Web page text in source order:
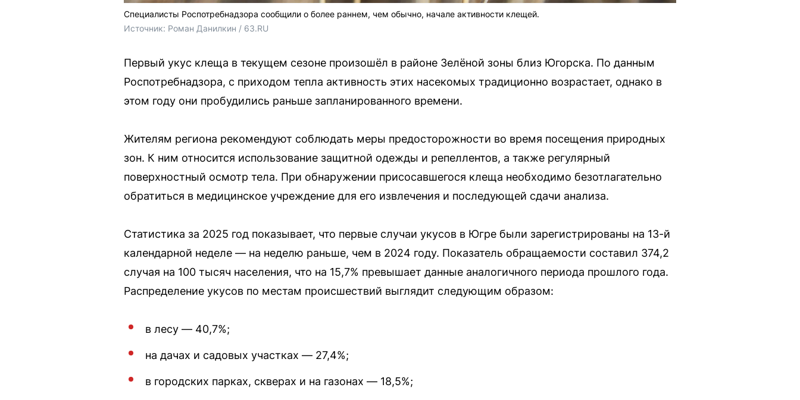
Специалисты Роспотребнадзора сообщили о более раннем, чем обычно, начале активности клещей.
Источник: Роман Данилкин / 63.RU
Первый укус клеща в текущем сезоне произошёл в районе Зелёной зоны близ Югорска. По данным
Роспотребнадзора, с приходом тепла активность этих насекомых традиционно возрастает, однако в
этом году они пробудились раньше запланированного времени.
Жителям региона рекомендуют соблюдать меры предосторожности во время посещения природных
зон. К ним относится использование защитной одежды и репеллентов, а также регулярный
поверхностный осмотр тела. При обнаружении присосавшегося клеща необходимо безотлагательно
обратиться в медицинское учреждение для его извлечения и последующей сдачи анализа.
Статистика за 2025 год показывает, что первые случаи укусов в Югре были зарегистрированы на 13-й
календарной неделе — на неделю раньше, чем в 2024 году. Показатель обращаемости составил 374,2
случая на 100 тысяч населения, что на 15,7% превышает данные аналогичного периода прошлого года.
Распределение укусов по местам происшествий выглядит следующим образом:
в лесу — 40,7%;
на дачах и садовых участках — 27,4%;
в городских парках, скверах и на газонах — 18,5%;